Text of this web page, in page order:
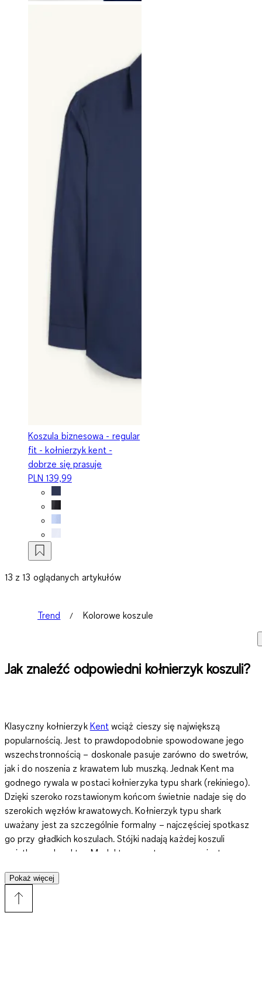
Koszula biznesowa - regular
fit - kołnierzyk kent -
dobrze się prasuje
PLN 139,99
13 z 13 oglądanych artykułów
Trend Kolorowe koszule
Jak znaleźć odpowiedni kołnierzyk koszuli?
Klasyczny kołnierzyk Kent wciąż cieszy się największą
popularnością. Jest to prawdopodobnie spowodowane jego
wszechstronnością – doskonale pasuje zarówno do swetrów,
jak i do noszenia z krawatem lub muszką. Jednak Kent ma
godnego rywala w postaci kołnierzyka typu shark (rekiniego).
Dzięki szeroko rozstawionym końcom świetnie nadaje się do
szerokich węzłów krawatowych. Kołnierzyk typu shark
uważany jest za szczególnie formalny – najczęściej spotkasz
go przy gładkich koszulach. Stójki nadają każdej koszuli
wyjątkowy charakter. Model ten często nazywany jest
Mao z początku XX wieku, który był zainspirowany tradycyjną
chińską odzieżą. Stójki nosi się zwykle rozpięte, co sprawia, że
Pokaż więcej